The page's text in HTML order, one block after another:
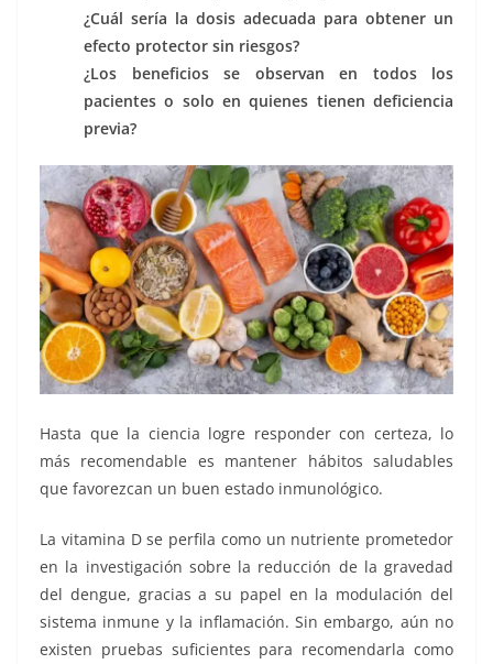
¿Cuál sería la dosis adecuada para obtener un
efecto protector sin riesgos?
¿Los beneficios se observan en todos los
pacientes o solo en quienes tienen deficiencia
previa?
Hasta que la ciencia logre responder con certeza, lo
más recomendable es mantener hábitos saludables
que favorezcan un buen estado inmunológico.
La vitamina D se perfila como un nutriente prometedor
en la investigación sobre la reducción de la gravedad
del dengue, gracias a su papel en la modulación del
sistema inmune y la inflamación. Sin embargo, aún no
existen pruebas suficientes para recomendarla como